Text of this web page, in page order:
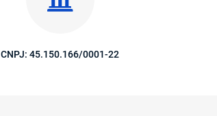
CNPJ: 45.150.166/0001-22